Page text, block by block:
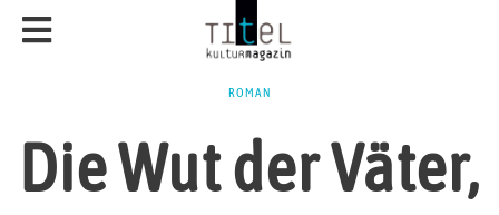
ROMAN
Die Wut der Väter,